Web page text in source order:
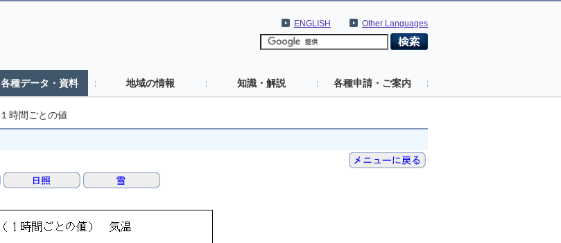
Other Languages
ENGLISH
各種データ・資料 地域の情報 知識・解説 各種申請・ご案内
１時間ごとの値